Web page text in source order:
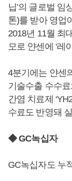
닙’의 글로벌 임
톤)를 받아 영업
2018년 11월 최
모로 얀센에 ‘레
4분기에는 얀센
기술수출 수수
간염 치료제
수료도 반영돼
◆ GC녹십자
GC녹십자도 누